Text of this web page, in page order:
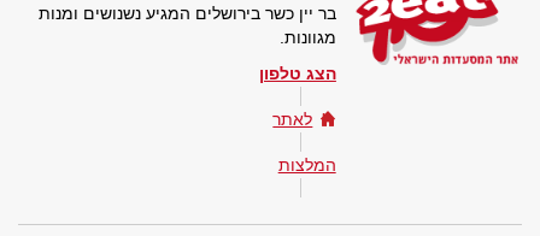
בר יין כשר בירושלים המגיע נשנושים ומנות
מגוונות.
הצג טלפון
לאתר
המלצות